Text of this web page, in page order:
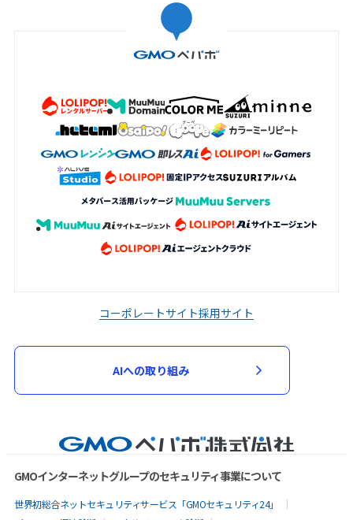
コーポレートサイト採用サイト
AIへの取り組み
GMOインターネットグループのセキュリティ事業について
世界初総合ネットセキュリティサービス「GMOセキュリティ24」